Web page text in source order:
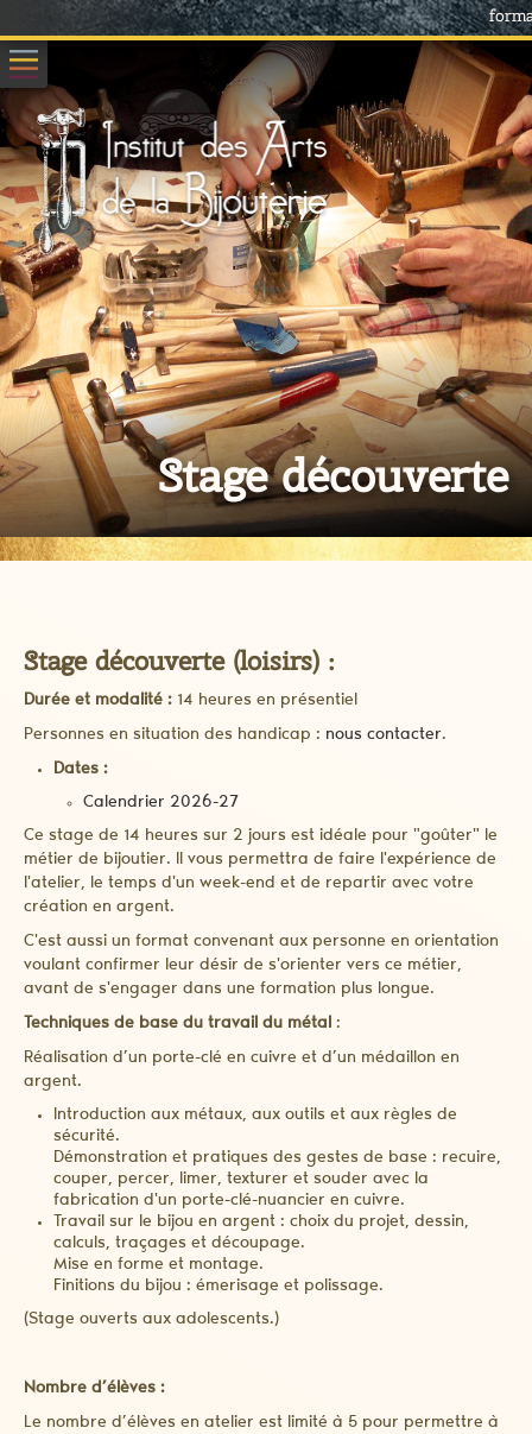
Stage découverte
Stage découverte (loisirs) :
Durée et modalité : 14 heures en présentiel
Personnes en situation des handicap : nous contacter.
Dates :
Calendrier 2026-27
Ce stage de 14 heures sur 2 jours est idéale pour "goûter" le
métier de bijoutier. Il vous permettra de faire l'expérience de
l'atelier, le temps d'un week-end et de repartir avec votre
création en argent.
C'est aussi un format convenant aux personne en orientation
voulant confirmer leur désir de s'orienter vers ce métier,
avant de s'engager dans une formation plus longue.
Techniques de base du travail du métal :
Réalisation d’un porte-clé en cuivre et d’un médaillon en
argent.
Introduction aux métaux, aux outils et aux règles de
sécurité.
Démonstration et pratiques des gestes de base : recuire,
couper, percer, limer, texturer et souder avec la
fabrication d'un porte-clé-nuancier en cuivre.
Travail sur le bijou en argent : choix du projet, dessin,
calculs, traçages et découpage.
Mise en forme et montage.
Finitions du bijou : émerisage et polissage.
(Stage ouverts aux adolescents.)
Nombre d’élèves :
Le nombre d’élèves en atelier est limité à 5 pour permettre à